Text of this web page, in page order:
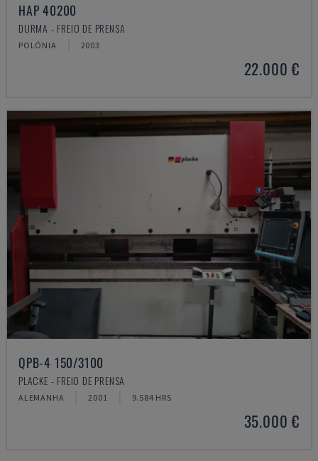
HAP 40200
DURMA - FREIO DE PRENSA
POLÓNIA 2003
22.000 €
QPB-4 150/3100
PLACKE - FREIO DE PRENSA
ALEMANHA 2001 9.584 HRS
35.000 €